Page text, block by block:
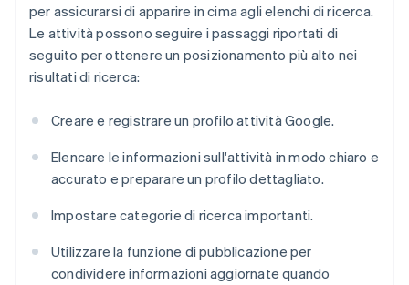
per assicurarsi di apparire in cima agli elenchi di ricerca.
Le attività possono seguire i passaggi riportati di
seguito per ottenere un posizionamento più alto nei
risultati di ricerca:
Creare e registrare un profilo attività Google.
Elencare le informazioni sull'attività in modo chiaro e
accurato e preparare un profilo dettagliato.
Impostare categorie di ricerca importanti.
Utilizzare la funzione di pubblicazione per
condividere informazioni aggiornate quando